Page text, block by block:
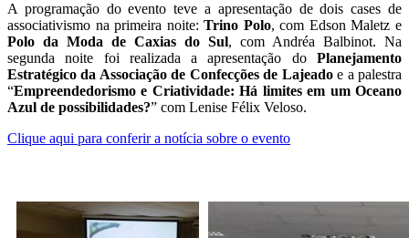
A programação do evento teve a apresentação de dois cases de
associativismo na primeira noite:Trino Polo, com Edson Maletz e
Polo da Moda de Caxias do Sul, com Andréa Balbinot. Na
segunda noite foi realizada a apresentação do Planejamento
Estratégico da Associação de Confecções de Lajeadoe a palestra
“Empreendedorismo e Criatividade: Há limites em um Oceano
Azul de possibilidades?” com Lenise Félix Veloso.
Clique aqui para conferir a notícia sobre o evento